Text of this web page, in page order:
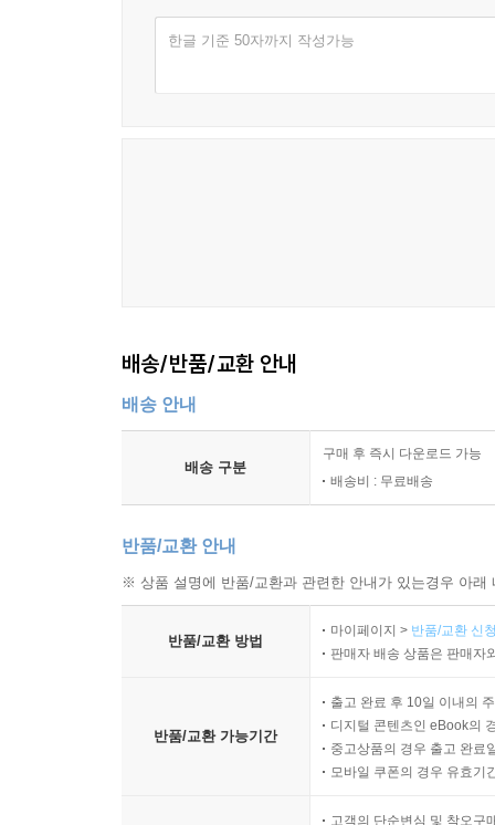
한글 기준 50자까지 작성가능
배송/반품/교환 안내
배송 안내
배송 구분
구매 후 즉시 다운로드 가능
배송비 : 무료배송
반품/교환 안내
※ 상품 설명에 반품/교환과 관련한 안내가 있는경우 아
반품/교환 방법
마이페이지 > 반품/교환 신
판매자 배송 상품은 판매자
반품/교환 가능기간
출고 완료 후 10일 이내의
디지털 콘텐츠인 eBook의
중고상품의 경우 출고 완료
모바일 쿠폰의 경우 유효기
고객의 단순변심 및 착오구